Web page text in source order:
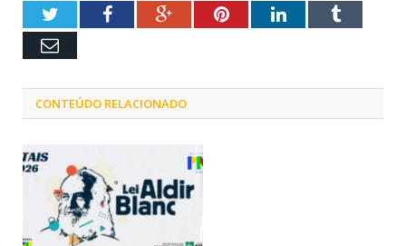
TwitterFacebookGoogle+PinterestLinkedInTumblr
Email
CONTEÚDO RELACIONADO